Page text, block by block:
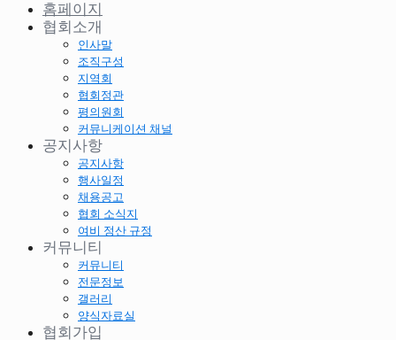
홈페이지
협회소개
인사말
조직구성
지역회
협회정관
평의원회
커뮤니케이션 채널
공지사항
공지사항
행사일정
채용공고
협회 소식지
여비 정산 규정
커뮤니티
커뮤니티
전문정보
갤러리
양식자료실
협회가입